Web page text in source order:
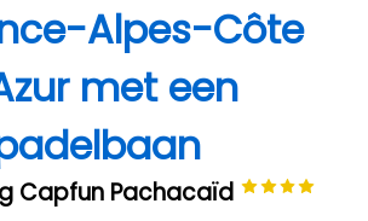
Alpes-Côte
met een
Capfun Pachacaïd